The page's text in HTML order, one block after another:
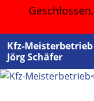
Kfz-Meisterbetrieb
Jörg Schäfer